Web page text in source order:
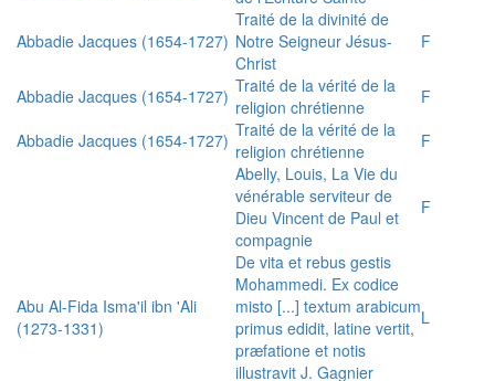
Abbadie Jacques (1654-1727)
Traité de la divinité de
Notre Seigneur Jésus-
Christ
F
Abbadie Jacques (1654-1727) Traité de la vérité de la
religion chrétienne
F
Abbadie Jacques (1654-1727) Traité de la vérité de la
religion chrétienne
F
Abelly, Louis, La Vie du
vénérable serviteur de
Dieu Vincent de Paul et
compagnie
F
Abu Al-Fida Isma'il ibn 'Ali
(1273-1331)
De vita et rebus gestis
Mohammedi. Ex codice
misto [...] textum arabicum
primus edidit, latine vertit,
præfatione et notis
illustravit J. Gagnier
L